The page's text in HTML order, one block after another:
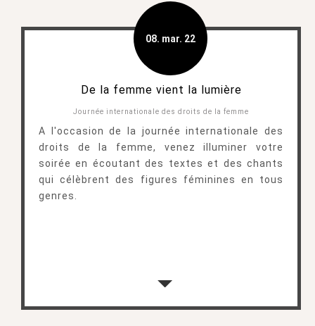
08. mar. 22
De la femme vient la lumière
Journée internationale des droits de la femme
A l'occasion de la journée internationale des
droits de la femme, venez illuminer votre
soirée en écoutant des textes et des chants
qui célèbrent des figures féminines en tous
genres.